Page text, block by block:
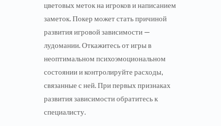
цветовых меток на игроков и написанием
заметок. Покер может стать причиной
развития игровой зависимости —
лудомании. Откажитесь от игры в
неоптимальном психоэмоциональном
состоянии и контролируйте расходы,
связанные с ней. При первых признаках
развития зависимости обратитесь к
специалисту.